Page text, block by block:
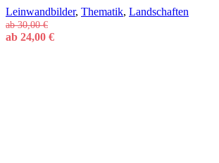
Leinwandbilder, Thematik, Landschaften
ab30,00€
ab 24,00 €